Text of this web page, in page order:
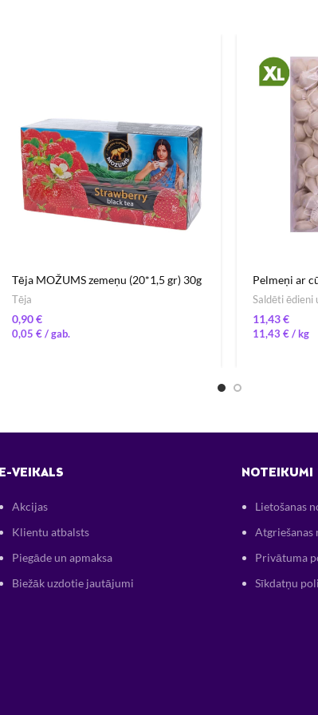
Tēja MOŽUMS zemeņu (20*1,5 gr) 30g
Tēja
€
0,05 €
Pelmeņi ar
Saldēti ēdieni
€
11,43€ /
E-VEIKALS
Akcijas
Klientu atbalsts
Piegāde un apmaksa
Biežāk uzdotie jautājumi
NOTEIKUMI
Lietošanas
Atgriešanas
Privātuma
Sīkdatņu